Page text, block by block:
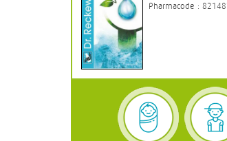
Pharmacode :